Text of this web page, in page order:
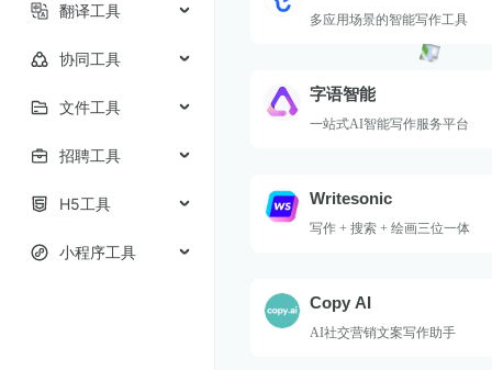
翻译工具
协同工具
文件工具
招聘工具
H5工具
小程序工具
多应用场景的智能写作工具
字语智能
一站式AI智能写作服务平台
Writesonic
写作 + 搜索 + 绘画三位一体
Copy AI
AI社交营销文案写作助手